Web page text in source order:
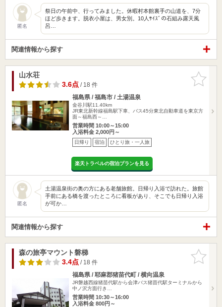
匿名
祭日の午前中、行ってみました。休暇村本館裏手の山道を、7分
ほど歩きます。脱衣小屋は、男女別。10人ｻｲｽﾞの石組み露天風
呂…
関連情報から探す
お気に入
りに追加
山水荘
3.6点/ 18 件
福島県 / 福島市 / 土湯温泉
金谷川駅11.40km
JR東北新幹線福島駅下車、バス45分東北自動車道を東京方
面～福島西～…
営業時間 10:00～15:00
入浴料金 2,000円～
日帰り 宿泊 ひとり旅・一人旅
楽天トラベルの宿泊プランを見る
匿名
土湯温泉街の奥の方にある老舗旅館。日帰り入浴で訪れた。旅館
手前にある橋を渡ったところに看板があり、そこでも日帰り入浴
が可か…
関連情報から探す
お気に入
りに追加
森の旅亭マウント磐梯
3.4点/ 18 件
福島県 / 耶麻郡猪苗代町 / 横向温泉
JR磐越西線猪苗代駅から会津バス猪苗代駅ターミナルから
中ノ沢方面行き…
営業時間 10:30～16:00
入浴料金 800円～